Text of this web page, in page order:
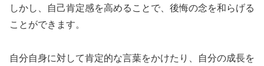
しかし、自己肯定感を高めることで、後悔の念を和らげる
ことができます。
自分自身に対して肯定的な言葉をかけたり、自分の成長を